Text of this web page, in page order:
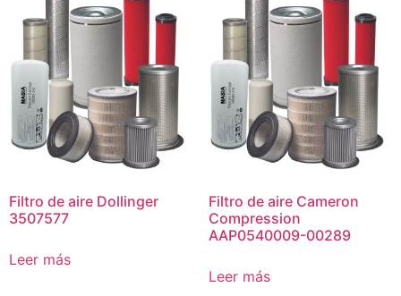
Filtro de aire Dollinger
3507577
Leer más
Filtro de aire Cameron
Compression
AAP0540009-00289
Leer más